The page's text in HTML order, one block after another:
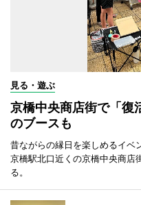
見る・遊ぶ
京橋中央商店街で「
のブースも
昔ながらの縁日を楽しめるイベ
京橋駅北口近くの京橋中央商店
る。